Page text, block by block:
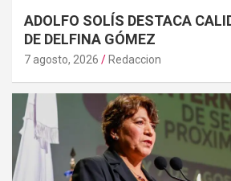
ADOLFO SOLÍS DESTACA
DE DELFINA GÓMEZ
7 agosto, 2026 Redaccion